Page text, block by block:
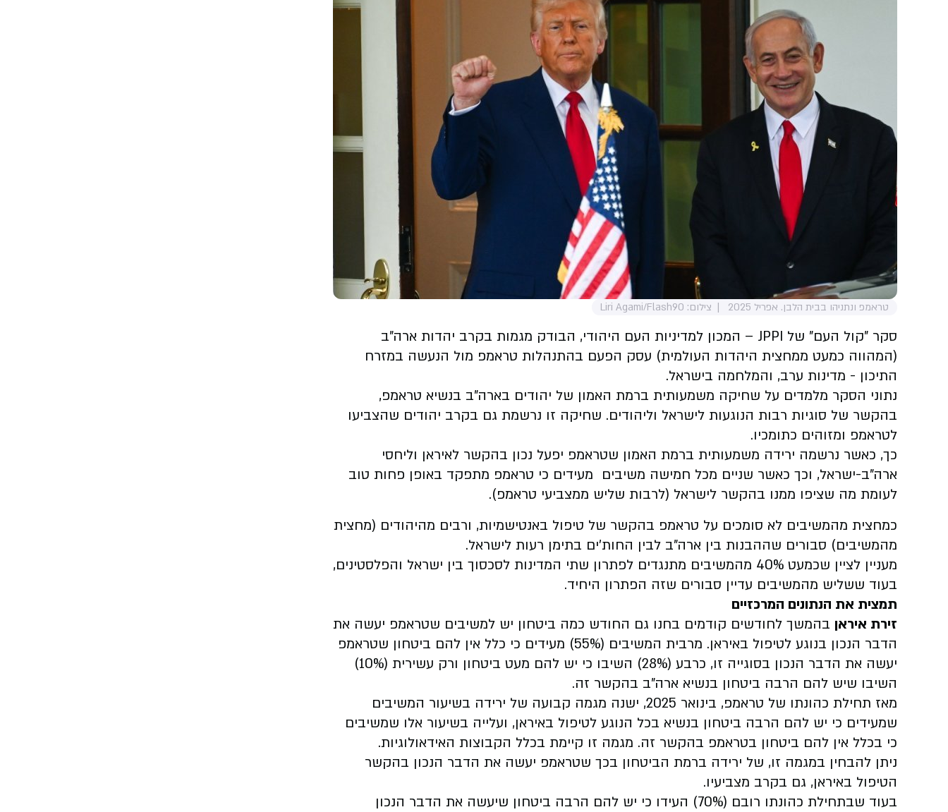
טראמפ ונתניהו בבית הלבן. אפריל 2025 צילום: Liri Agami/Flash90
סקר "קול העם" של JPPI – המכון למדיניות העם היהודי, הבודק מגמות בקרב יהדות ארה"ב
(המהווה כמעט ממחצית היהדות העולמית) עסק הפעם בהתנהלות טראמפ מול הנעשה במזרח
התיכון - מדינות ערב, והמלחמה בישראל.
נתוני הסקר מלמדים על שחיקה משמעותית ברמת האמון של יהודים בארה"ב בנשיא טראמפ,
בהקשר של סוגיות רבות הנוגעות לישראל וליהודים. שחיקה זו נרשמת גם בקרב יהודים שהצביעו
לטראמפ ומזוהים כתומכיו.
כך, כאשר נרשמה ירידה משמעותית ברמת האמון שטראמפ יפעל נכון בהקשר לאיראן וליחסי
ארה"ב-ישראל, וכך כאשר שניים מכל חמישה משיבים מעידים כי טראמפ מתפקד באופן פחות טוב
לעומת מה שציפו ממנו בהקשר לישראל (לרבות שליש ממצביעי טראמפ).
כמחצית מהמשיבים לא סומכים על טראמפ בהקשר של טיפול באנטישמיות, ורבים מהיהודים (מחצית
מהמשיבים) סבורים שההבנות בין ארה"ב לבין החות'ים בתימן רעות לישראל.
מעניין לציין שכמעט 40% מהמשיבים מתנגדים לפתרון שתי המדינות לסכסוך בין ישראל והפלסטינים,
בעוד ששליש מהמשיבים עדיין סבורים שזה הפתרון היחיד.
תמצית את הנתונים המרכזיים
זירת איראן בהמשך לחודשים קודמים בחנו גם החודש כמה ביטחון יש למשיבים שטראמפ יעשה את
הדבר הנכון בנוגע לטיפול באיראן. מרבית המשיבים (55%) מעידים כי כלל אין להם ביטחון שטראמפ
יעשה את הדבר הנכון בסוגייה זו, כרבע (28%) השיבו כי יש להם מעט ביטחון ורק עשירית (10%)
השיבו שיש להם הרבה ביטחון בנשיא ארה"ב בהקשר זה.
מאז תחילת כהונתו של טראמפ, בינואר 2025, ישנה מגמה קבועה של ירידה בשיעור המשיבים
שמעידים כי יש להם הרבה ביטחון בנשיא בכל הנוגע לטיפול באיראן, ועלייה בשיעור אלו שמשיבים
כי בכלל אין להם ביטחון בטראמפ בהקשר זה. מגמה זו קיימת בכלל הקבוצות האידאולוגיות.
ניתן להבחין במגמה זו, של ירידה ברמת הביטחון בכך שטראמפ יעשה את הדבר הנכון בהקשר
הטיפול באיראן, גם בקרב מצביעיו.
בעוד שבתחילת כהונתו רובם (70%) העידו כי יש להם הרבה ביטחון שיעשה את הדבר הנכון